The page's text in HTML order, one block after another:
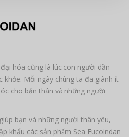
hóa cũng là lúc con người dần
khỏe. Mỗi ngày chúng ta đã giành ít
cho bản thân và những người
bạn và những người thân yêu,
khẩu các sản phẩm Sea Fucoindan